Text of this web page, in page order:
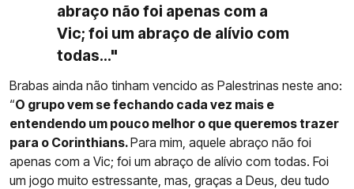
abraço não foi apenas com a
Vic; foi um abraço de alívio com
todas..."
Brabas ainda não tinham vencido as Palestrinas neste ano:
“O grupo vem se fechando cada vez mais e
entendendo um pouco melhor o que queremos trazer
para o Corinthians.Para mim, aquele abraço não foi
apenas com a Vic; foi um abraço de alívio com todas. Foi
um jogo muito estressante, mas, graças a Deus, deu tudo